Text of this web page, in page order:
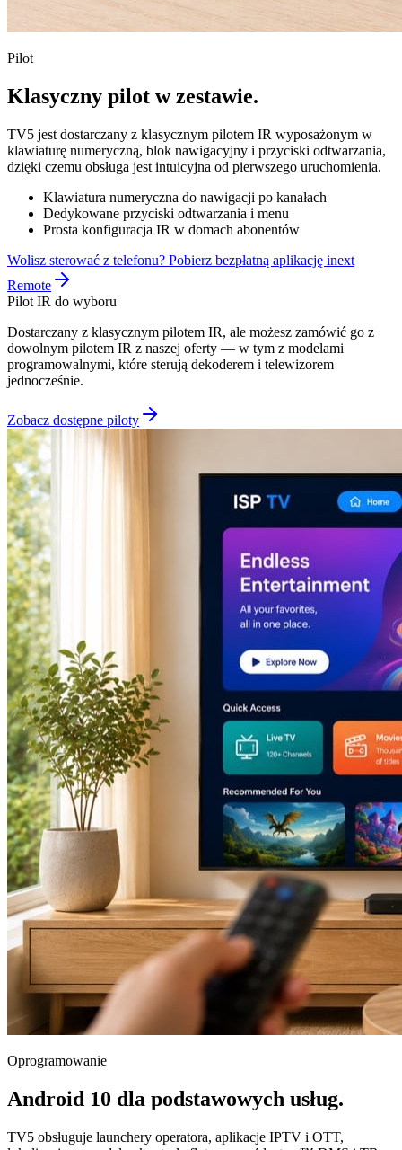
Pilot
Klasyczny pilot w zestawie.
TV5 jest dostarczany z klasycznym pilotem IR wyposażonym w
klawiaturę numeryczną, blok nawigacyjny i przyciski odtwarzania,
dzięki czemu obsługa jest intuicyjna od pierwszego uruchomienia.
Klawiatura numeryczna do nawigacji po kanałach
Dedykowane przyciski odtwarzania i menu
Prosta konfiguracja IR w domach abonentów
Wolisz sterować z telefonu? Pobierz bezpłatną aplikację inext
Remote
Pilot IR do wyboru
Dostarczany z klasycznym pilotem IR, ale możesz zamówić go z
dowolnym pilotem IR z naszej oferty — w tym z modelami
programowalnymi, które sterują dekoderem i telewizorem
jednocześnie.
Zobacz dostępne piloty
Oprogramowanie
Android 10 dla podstawowych usług.
TV5 obsługuje launchery operatora, aplikacje IPTV i OTT,